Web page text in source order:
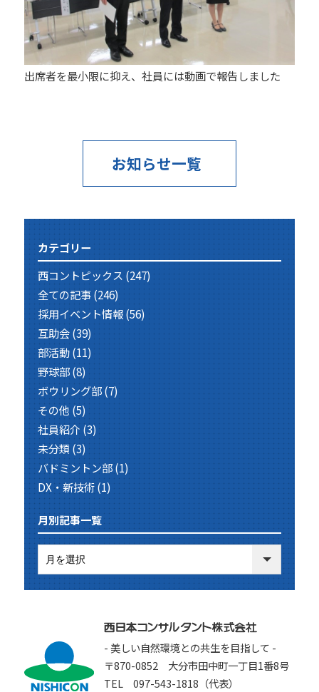
出席者を最小限に抑え、社員には動画で報告しました
お知らせ一覧
カテゴリー
西コントピックス(247)
全ての記事(246)
採用イベント情報(56)
互助会(39)
部活動(11)
野球部(8)
ボウリング部(7)
その他(5)
社員紹介 (3)
未分類(3)
バドミントン部(1)
DX・新技術(1)
月別記事一覧
- 美しい自然環境との共生を目指して -
〒870-0852 大分市田中町一丁目1番8号
TEL 097-543-1818（代表）